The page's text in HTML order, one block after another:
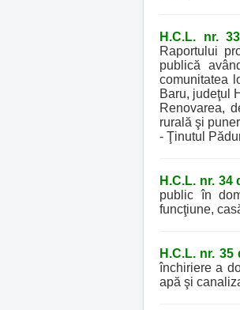
H.C.L. nr.
Raportului
publică
comunitatea
Baru, judeţul
Renovarea,
rurală şi
- Ţinutul
H.C.L. nr. 34
public în
funcţiune,
H.C.L. nr.
închiriere a
apă şi